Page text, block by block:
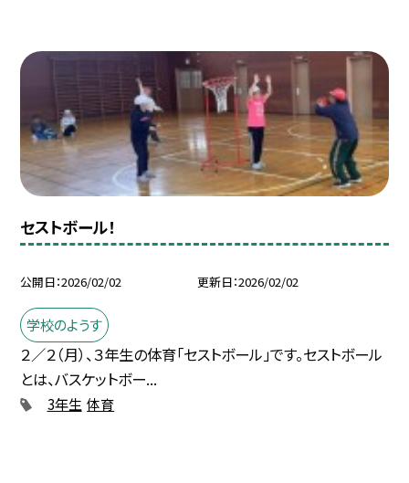
セストボール！
公開日 2026/02/02 更新日 2026/02/02
学校のようす
２／２（月）、３年生の体育「セストボール」です。セストボール
とは、バスケットボー...
3年生 体育